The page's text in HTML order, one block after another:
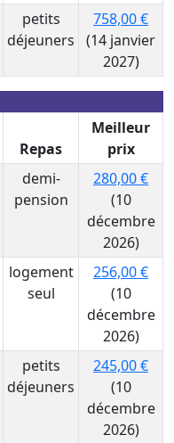
petits
déjeuners
758,00 €
(14 janvier
2027)
Repas
Meilleur
prix
demi-
pension
280,00 €
(10
décembre
2026)
logement
seul
256,00 €
(10
décembre
2026)
petits
déjeuners
245,00 €
(10
décembre
2026)